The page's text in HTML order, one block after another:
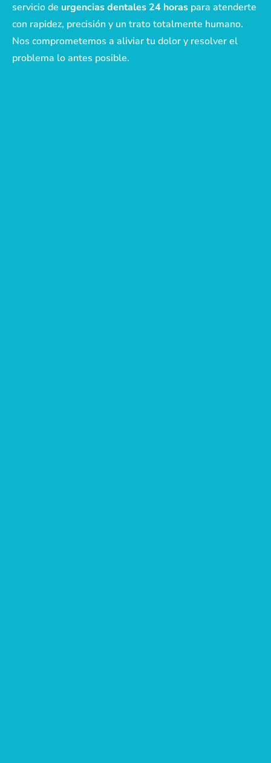
servicio de urgencias dentales 24 horas para atenderte
con rapidez, precisión y un trato totalmente humano.
Nos comprometemos a aliviar tu dolor y resolver el
problema lo antes posible.